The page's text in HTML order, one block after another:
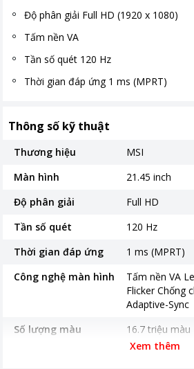
Độ phân giải Full HD (1920 x 1080)
Tấm nền VA
Tần số quét 120 Hz
Thời gian đáp ứng 1 ms (MPRT)
Thông số kỹ thuật
Thương hiệu
MSI
Màn hình
21.45 inch
Độ phân giải
Full HD
Tần số quét
120 Hz
Thời gian đáp ứng
1 ms (MPRT)
Công nghệ màn hình
Tấm nền VA
Flicker Chống
Adaptive-Sync
Số lượng màu
16.7 triệu màu
300 cd/m2
Xem thêm